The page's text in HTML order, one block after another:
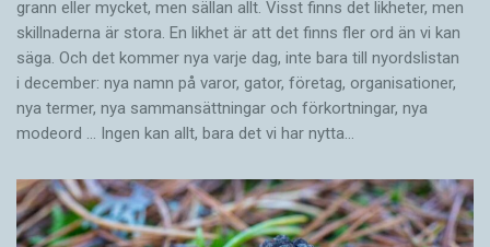
grann eller mycket, men sällan allt. Visst finns det likheter, men
skillnaderna är stora. En likhet är att det finns fler ord än vi kan
säga. Och det kommer nya varje dag, inte bara till nyordslistan
i december: nya namn på varor, gator, företag, organisationer,
nya termer, nya samman­sättningar och förkortningar, nya
modeord … Ingen kan allt, bara det vi har nytta…